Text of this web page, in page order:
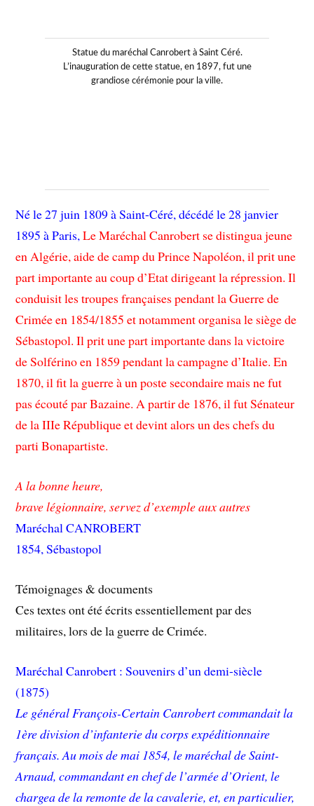
Statue du maréchal Canrobert à Saint Céré.
L’inauguration de cette statue, en 1897, fut une
grandiose cérémonie pour la ville.
Né le 27 juin 1809 à Saint-Céré, décédé le 28 janvier
1895 à Paris,Le Maréchal Canrobert se distingua jeune
en Algérie, aide de camp du Prince Napoléon, il prit une
part importante au coup d’Etat dirigeant la répression. Il
conduisit les troupes françaises pendant la Guerre de
Crimée en 1854/1855 et notamment organisa le siège de
Sébastopol. Il prit une part importante dans la victoire
de Solférino en 1859 pendant la campagne d’Italie. En
1870, il fit la guerre à un poste secondaire mais ne fut
pas écouté par Bazaine. A partir de 1876, il fut Sénateur
de la IIIe République et devint alors un des chefs du
parti Bonapartiste.
A la bonne heure,
brave légionnaire, servez d’exemple aux autres
Maréchal CANROBERT
1854, Sébastopol
Témoignages & documents
Ces textes ont été écrits essentiellement par des
militaires, lors de la guerre de Crimée.
Maréchal Canrobert : Souvenirs d’un demi-siècle
(1875)
Le général François-Certain Canrobert commandait la
1ère division d’infanterie du corps expéditionnaire
français. Au mois de mai 1854, le maréchal de Saint-
Arnaud, commandant en chef de l’armée d’Orient, le
chargea de la remonte de la cavalerie, et, en particulier,